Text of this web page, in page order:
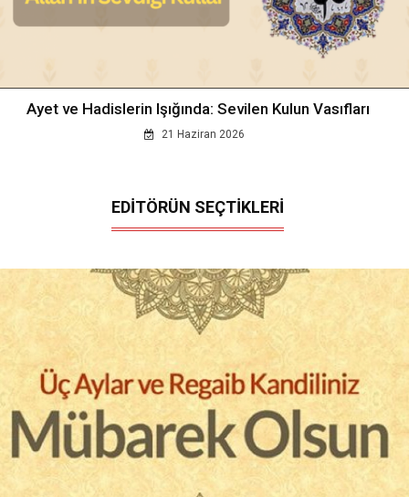
Ayet ve Hadislerin Işığında: Sevilen Kulun Vasıfları
21 Haziran 2026
EDİTÖRÜN SEÇTİKLERİ